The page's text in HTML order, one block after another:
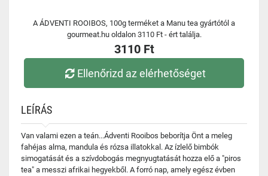
A ÁDVENTI ROOIBOS, 100g terméket a Manu tea gyártótól a
gourmeat.hu oldalon 3110 Ft - ért találja.
3110 Ft
Ellenőrizd az elérhetőséget
LEÍRÁS
Van valami ezen a teán...Ádventi Rooibos beborítja Önt a meleg
fahéjas alma, mandula és rózsa illatokkal. Az ízlelő bimbók
simogatását és a szívdobogás megnyugtatását hozza elő a "piros
tea" a messzi afrikai hegyekből. A forró nap, amely egész évben